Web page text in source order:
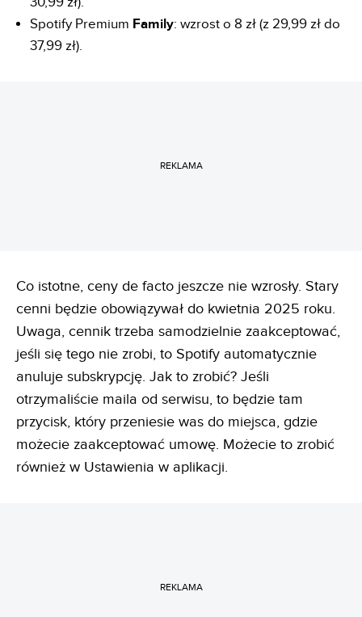
Spotify Premium Family: wzrost o 8 zł (z 29,99 zł do
37,99 zł).
REKLAMA
Co istotne, ceny de facto jeszcze nie wzrosły. Stary
cenni będzie obowiązywał do kwietnia 2025 roku.
Uwaga, cennik trzeba samodzielnie zaakceptować,
jeśli się tego nie zrobi, to Spotify automatycznie
anuluje subskrypcję. Jak to zrobić? Jeśli
otrzymaliście maila od serwisu, to będzie tam
przycisk, który przeniesie was do miejsca, gdzie
możecie zaakceptować umowę. Możecie to zrobić
również w Ustawienia w aplikacji.
REKLAMA